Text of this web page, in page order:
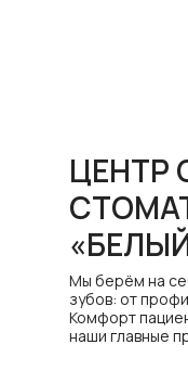
Мы берём на
зубов: от
Комфорт
наши главные
ЦЕНТР